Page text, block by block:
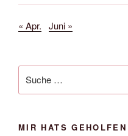
« Apr. Juni »
nach:
MIR HATS GEHOLFEN